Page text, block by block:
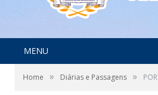
MENU
Home » Diárias e Passagens »